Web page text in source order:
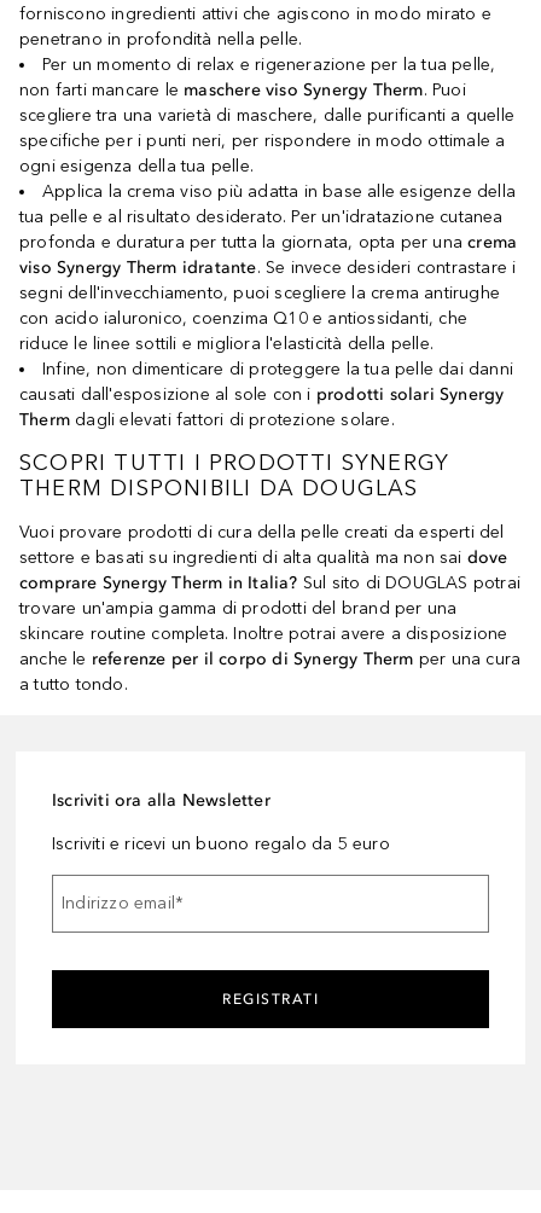
forniscono ingredienti attivi che agiscono in modo mirato e
penetrano in profondità nella pelle.
Per un momento di relax e rigenerazione per la tua pelle,
non farti mancare le maschere viso Synergy Therm. Puoi
scegliere tra una varietà di maschere, dalle purificanti a quelle
specifiche per i punti neri, per rispondere in modo ottimale a
ogni esigenza della tua pelle.
Applica la crema viso più adatta in base alle esigenze della
tua pelle e al risultato desiderato. Per un'idratazione cutanea
profonda e duratura per tutta la giornata, opta per unacrema
viso Synergy Therm idratante. Se invece desideri contrastare i
segni dell'invecchiamento, puoi scegliere la crema antirughe
con acido ialuronico, coenzima Q10 e antiossidanti, che
riduce le linee sottili e migliora l'elasticità della pelle.
Infine, non dimenticare di proteggere la tua pelle dai danni
causati dall'esposizione al sole con i prodotti solari Synergy
Therm dagli elevati fattori di protezione solare.
SCOPRI TUTTI I PRODOTTI SYNERGY
THERM DISPONIBILI DA DOUGLAS
Vuoi provare prodotti di cura della pelle creati da esperti del
settore e basati su ingredienti di alta qualità ma non sai dove
comprare Synergy Therm in Italia? Sul sito di DOUGLAS potrai
trovare un'ampia gamma di prodotti del brand per una
skincare routine completa. Inoltre potrai avere a disposizione
anche le referenze per il corpo di Synergy Therm per una cura
a tutto tondo.
Iscriviti ora alla Newsletter
Iscriviti e ricevi un buono regalo da 5 euro
Indirizzo email *
REGISTRATI